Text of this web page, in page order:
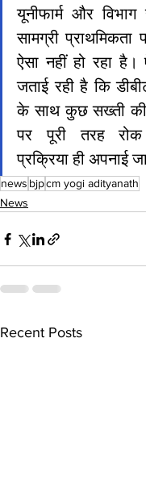
यूनीफार्म और
सामग्री
ऐसा नहीं हो रहा है।
जताई रही है कि
के साथ कुछ सख्ती की
पर पूरी तरह रोक
प्रक्रिया ही अपनाई
news bjpcm yogi adityanath
News
Recent Posts